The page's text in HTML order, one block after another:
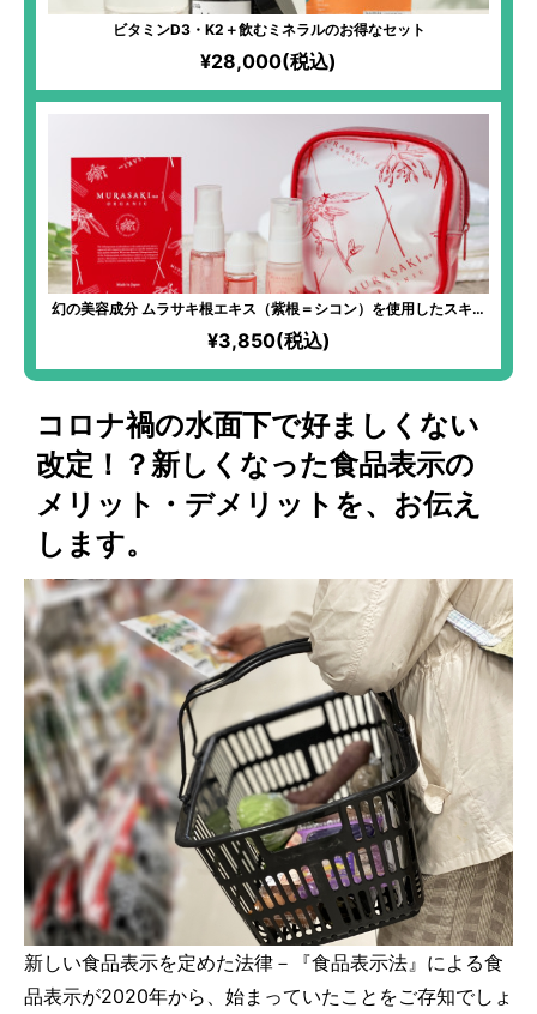
ビタミンD3・K2＋飲むミネラルのお得なセット
¥28,000(税込)
幻の美容成分 ムラサキ根エキス（紫根＝シコン）を使用したスキン
ケアセット
¥3,850(税込)
コロナ禍の水面下で好ましくない
改定！？新しくなった食品表示の
メリット・デメリットを、お伝え
します。
新しい食品表示を定めた法律－『食品表示法』による食
品表示が2020年から、始まっていたことをご存知でしょ